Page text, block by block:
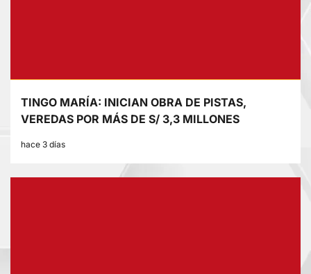
TINGO MARÍA: INICIAN OBRA DE PISTAS,
VEREDAS POR MÁS DE S/ 3,3 MILLONES
hace 3 días